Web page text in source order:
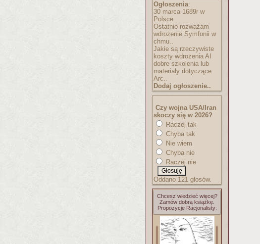
Ogłoszenia:
30 marca 1689r w
Polsce
Ostatnio rozważam
wdrożenie Symfonii w
chmu..
Jakie są rzeczywiste
koszty wdrożenia AI
dobre szkolenia lub
materiały dotyczące
Arc..
Dodaj ogłoszenie..
Czy wojna USA/Iran
skoczy się w 2026?
Raczej tak
Chyba tak
Nie wiem
Chyba nie
Raczej nie
Oddano 121 głosów.
Chcesz wiedzieć więcej?
Zamów dobrą książkę.
Propozycje Racjonalisty: